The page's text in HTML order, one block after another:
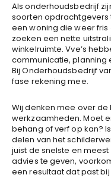
Als onderhoudsbedrijf
soorten opdrachtgevers
een woning die weer fris
zoeken een nette
winkelruimte. Vve’s
communicatie, planning
Bij Onderhoudsbedrijf
fase rekening mee.
Wij denken mee over
werkzaamheden. Moet
behang of verf op kan?
delen van het
juist de snelste en
advies te geven,
een resultaat dat past